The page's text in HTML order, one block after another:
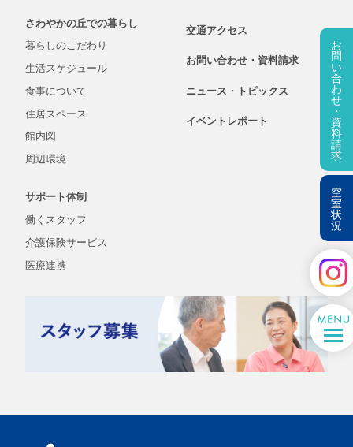
お
問
い
合
わ
せ
・
資
料
請
求
空
室
状
況
さわやかの丘での暮らし
暮らしのこだわり
生活スケジュール
食事について
住居スペース
館内図
周辺環境
サポート体制
働くスタッフ
介護保険サービス
医療連携
交通アクセス
お問い合わせ・ 資料請求
ニュース・ トピックス
イベントレポート